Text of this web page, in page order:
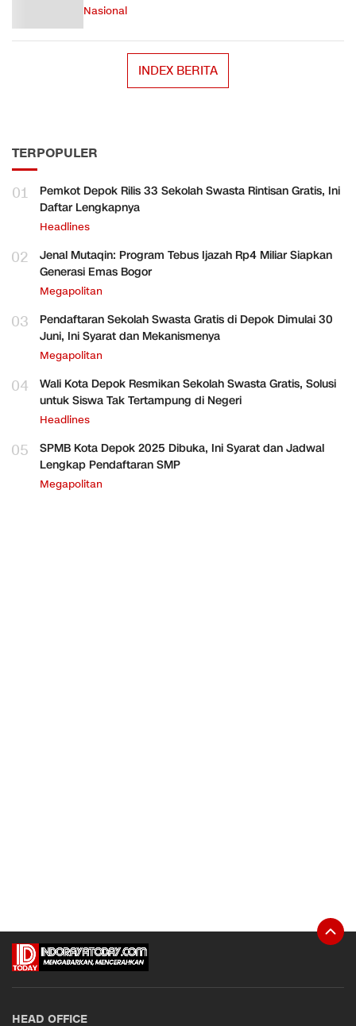
Nasional
INDEX BERITA
TERPOPULER
01
Pemkot Depok Rilis 33 Sekolah Swasta Rintisan Gratis, Ini
Daftar Lengkapnya
Headlines
02
Jenal Mutaqin: Program Tebus Ijazah Rp4 Miliar Siapkan
Generasi Emas Bogor
Megapolitan
03
Pendaftaran Sekolah Swasta Gratis di Depok Dimulai 30
Juni, Ini Syarat dan Mekanismenya
Megapolitan
04
Wali Kota Depok Resmikan Sekolah Swasta Gratis, Solusi
untuk Siswa Tak Tertampung di Negeri
Headlines
05
SPMB Kota Depok 2025 Dibuka, Ini Syarat dan Jadwal
Lengkap Pendaftaran SMP
Megapolitan
HEAD OFFICE